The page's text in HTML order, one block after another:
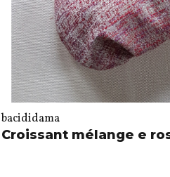
bacididama
Croissant mélange e